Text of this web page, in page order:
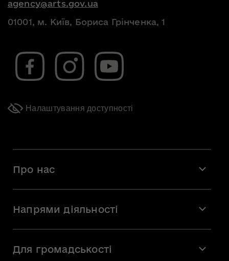
agency@arts.gov.ua
01001, м. Київ, Бориса Грінченка, 1
Налаштування доступності
Про нас
Команда
Вакансії
Напрями діяльності
Мистецька освіта
Для громадськості